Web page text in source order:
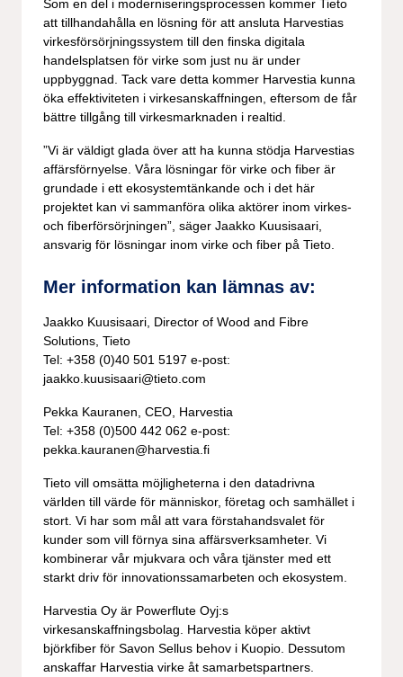
Som en del i moderniseringsprocessen kommer Tieto
att tillhandahålla en lösning för att ansluta Harvestias
virkesförsörjningssystem till den finska digitala
handelsplatsen för virke som just nu är under
uppbyggnad. Tack vare detta kommer Harvestia kunna
öka effektiviteten i virkesanskaffningen, eftersom de får
bättre tillgång till virkesmarknaden i realtid.
”Vi är väldigt glada över att ha kunna stödja Harvestias
affärsförnyelse. Våra lösningar för virke och fiber är
grundade i ett ekosystemtänkande och i det här
projektet kan vi sammanföra olika aktörer inom virkes-
och fiberförsörjningen”, säger Jaakko Kuusisaari,
ansvarig för lösningar inom virke och fiber på Tieto.
Mer information kan lämnas av:
Jaakko Kuusisaari, Director of Wood and Fibre
Solutions, Tieto
Tel: +358 (0)40 501 5197 e-post:
jaakko.kuusisaari@tieto.com
Pekka Kauranen, CEO, Harvestia
Tel: +358 (0)500 442 062 e-post:
pekka.kauranen@harvestia.fi
Tieto vill omsätta möjligheterna i den datadrivna
världen till värde för människor, företag och samhället i
stort. Vi har som mål att vara förstahandsvalet för
kunder som vill förnya sina affärsverksamheter. Vi
kombinerar vår mjukvara och våra tjänster med ett
starkt driv för innovationssamarbeten och ekosystem.
Harvestia Oy är Powerflute Oyj:s
virkesanskaffningsbolag. Harvestia köper aktivt
björkfiber för Savon Sellus behov i Kuopio. Dessutom
anskaffar Harvestia virke åt samarbetspartners.